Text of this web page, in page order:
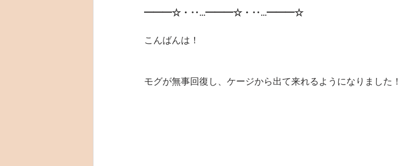
━━━☆・‥…━━━☆・‥…━━━☆
こんばんは！
モグが無事回復し、ケージから出て来れるようになりました！